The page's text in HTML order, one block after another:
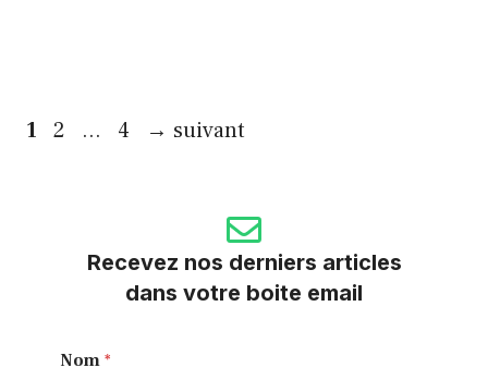
Page
1 Page
2 … Page
4 → suivant
Recevez nos derniers articles
dans votre boite email
Nom *